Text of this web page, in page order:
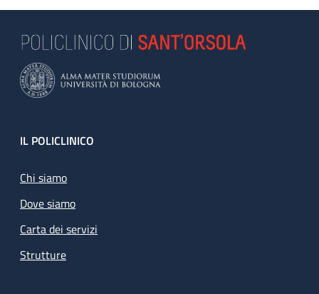
Footer
IL POLICLINICO
Chi siamo
Dove siamo
Carta dei servizi
Strutture